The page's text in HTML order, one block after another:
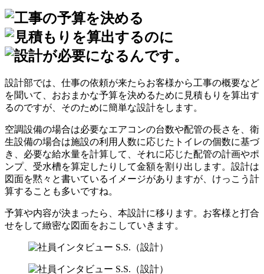
設計部では、仕事の依頼が来たらお客様から工事の概要など
を聞いて、おおまかな予算を決めるために見積もりを算出す
るのですが、そのために簡単な設計をします。
空調設備の場合は必要なエアコンの台数や配管の長さを、衛
生設備の場合は施設の利用人数に応じたトイレの個数に基づ
き、必要な給水量を計算して、それに応じた配管の計画やポ
ンプ、受水槽を算定したりして金額を割り出します。設計は
図面を黙々と書いているイメージがありますが、けっこう計
算することも多いですね。
予算や内容が決まったら、本設計に移ります。お客様と打合
せをして緻密な図面をおこしていきます。